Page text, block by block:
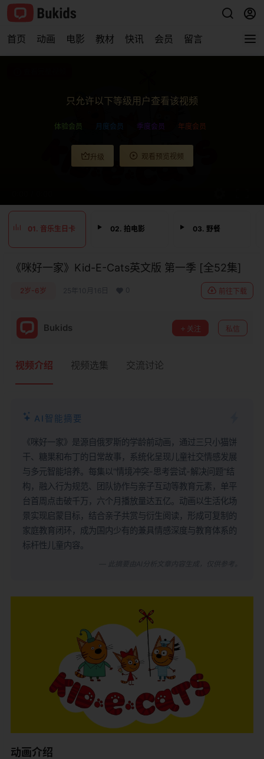
首页 动画 电影 教材 快讯 会员 留言
只允许以下等级用户查看该视频
体验会员 月度会员 季度会员 年度会员
升级 观看预览视频
01. 音乐生日卡 02. 拍电影 03. 野餐
《咪好一家》Kid-E-Cats英文版‎ 第一季 [全52集]
2岁-6岁 25年10月16日 前往下载
Bukids 关注 私信
视频介绍 视频选集 交流讨论
AI智能摘要
《咪好一家》是源自俄罗斯的学龄前动画，通过三只小猫饼
干、糖果和布丁的日常故事，系统化呈现儿童社交情感发展
与多元智能培养。每集以“情境冲突-思考尝试-解决问题”结
构，融入行为规范、团队协作与亲子互动等教育元素，单平
台首周点击破千万，六个月播放量达五亿。动画以生活化场
景实现启蒙目标，结合亲子共赏与衍生阅读，形成可复制的
家庭教育闭环，成为国内少有的兼具情感深度与教育体系的
标杆性儿童内容。
动画介绍